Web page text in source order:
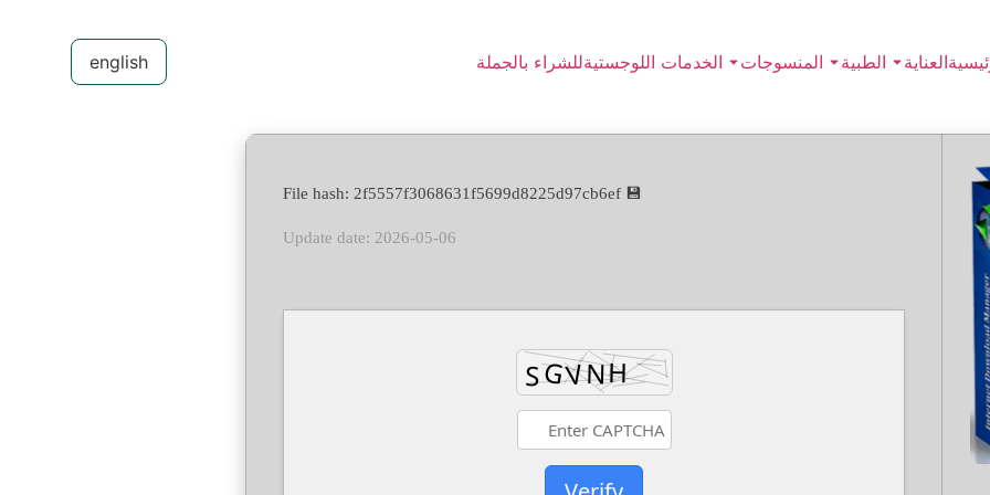
العناية الطبية المنسوجات الخدمات اللوجستيةللشراء بالجملة english
💾 File hash: 2f5557f3068631f5699d8225d97cb6ef
Update date: 2026-05-06